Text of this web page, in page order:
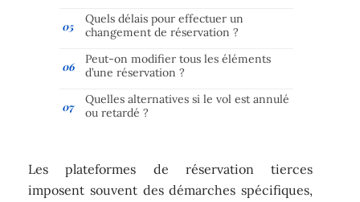
Quels délais pour effectuer un
changement de réservation ?
Peut-on modifier tous les éléments
d’une réservation ?
Quelles alternatives si le vol est annulé
ou retardé ?
Les plateformes de réservation tierces
imposent souvent des démarches spécifiques,